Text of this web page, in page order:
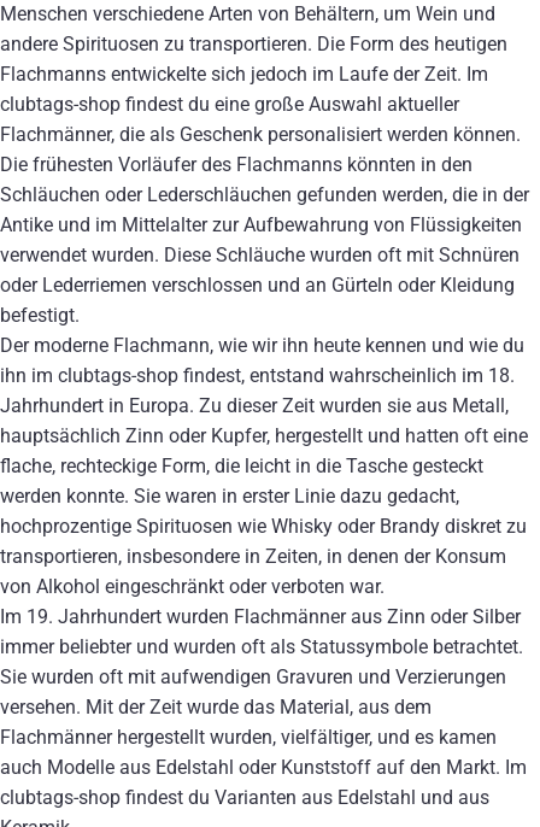
Menschen verschiedene Arten von Behältern, um Wein und
andere Spirituosen zu transportieren. Die Form des heutigen
Flachmanns entwickelte sich jedoch im Laufe der Zeit. Im
clubtags-shop findest du eine große Auswahl aktueller
Flachmänner, die als Geschenk personalisiert werden können.
Die frühesten Vorläufer des Flachmanns könnten in den
Schläuchen oder Lederschläuchen gefunden werden, die in der
Antike und im Mittelalter zur Aufbewahrung von Flüssigkeiten
verwendet wurden. Diese Schläuche wurden oft mit Schnüren
oder Lederriemen verschlossen und an Gürteln oder Kleidung
befestigt.
Der moderne Flachmann, wie wir ihn heute kennen und wie du
ihn im clubtags-shop findest, entstand wahrscheinlich im 18.
Jahrhundert in Europa. Zu dieser Zeit wurden sie aus Metall,
hauptsächlich Zinn oder Kupfer, hergestellt und hatten oft eine
flache, rechteckige Form, die leicht in die Tasche gesteckt
werden konnte. Sie waren in erster Linie dazu gedacht,
hochprozentige Spirituosen wie Whisky oder Brandy diskret zu
transportieren, insbesondere in Zeiten, in denen der Konsum
von Alkohol eingeschränkt oder verboten war.
Im 19. Jahrhundert wurden Flachmänner aus Zinn oder Silber
immer beliebter und wurden oft als Statussymbole betrachtet.
Sie wurden oft mit aufwendigen Gravuren und Verzierungen
versehen. Mit der Zeit wurde das Material, aus dem
Flachmänner hergestellt wurden, vielfältiger, und es kamen
auch Modelle aus Edelstahl oder Kunststoff auf den Markt. Im
clubtags-shop findest du Varianten aus Edelstahl und aus